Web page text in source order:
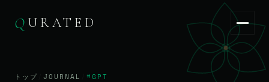
Q URATED
QURATED EN
トップ JOURNAL #GPT